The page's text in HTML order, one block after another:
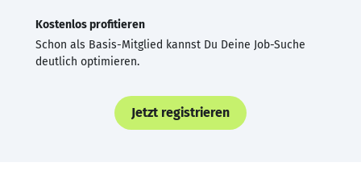
Kostenlos profitieren
Schon als Basis-Mitglied kannst Du Deine Job-Suche
deutlich optimieren.
Jetzt registrieren